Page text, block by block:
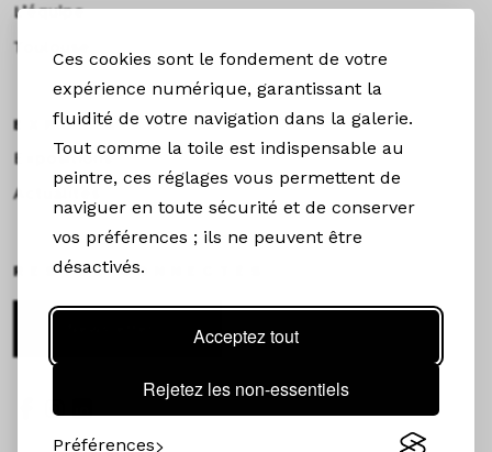
Ces cookies sont le fondement de votre
expérience numérique, garantissant la
fluidité de votre navigation dans la galerie.
Tout comme la toile est indispensable au
peintre, ces réglages vous permettent de
naviguer en toute sécurité et de conserver
vos préférences ; ils ne peuvent être
désactivés.
Acceptez tout
Rejetez les non-essentiels
Préférences
L’équipe
Toulouse
EXPOS & ACTUS
Expositions
Actualités
RESTEZ CONNECTÉS